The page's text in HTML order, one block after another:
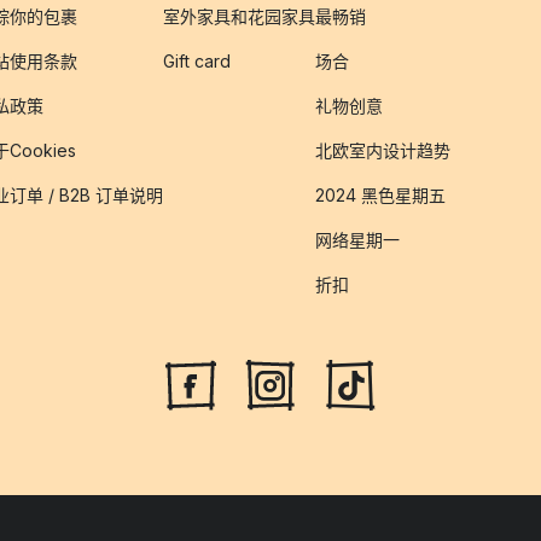
你的包裹
使用条款
政策
Cookies
订单 / B2B 订单说明
室外家具和花园家具
Gift card
最畅销
场合
礼物创意
北欧室内设计趋势
2024 黑色星期五
网络星期一
折扣